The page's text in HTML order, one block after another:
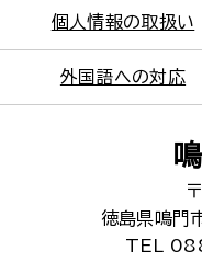
個人情報の取扱い
外国語への対応
徳島県鳴門
TEL